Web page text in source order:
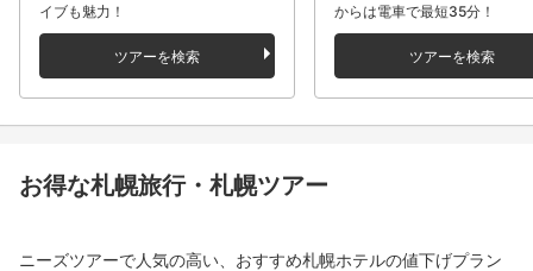
イブも魅力！
ツアーを検索
からは電車で最短35分！
ツアーを検索
お得な札幌旅行・札幌ツアー
ニーズツアーで人気の高い、おすすめ札幌ホテルの値下げプラン